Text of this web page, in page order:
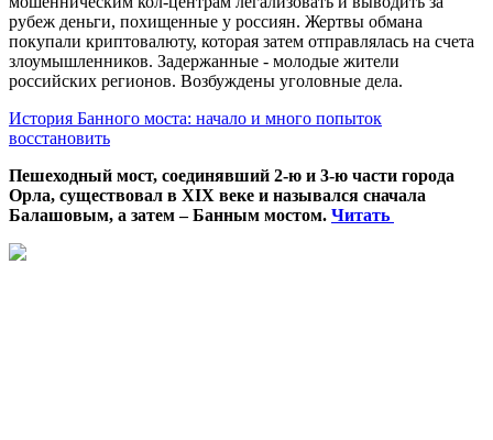
рубеж деньги, похищенные у россиян. Жертвы обмана
покупали криптовалюту, которая затем отправлялась на счета
злоумышленников. Задержанные - молодые жители
российских регионов. Возбуждены уголовные дела.
История Банного моста: начало и много попыток
восстановить
Пешеходный мост, соединявший 2-ю и 3-ю части города
Орла, существовал в XIX веке и назывался сначала
Балашовым, а затем – Банным мостом. Читать